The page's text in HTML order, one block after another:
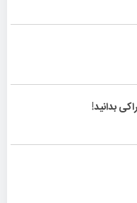
بدانید!